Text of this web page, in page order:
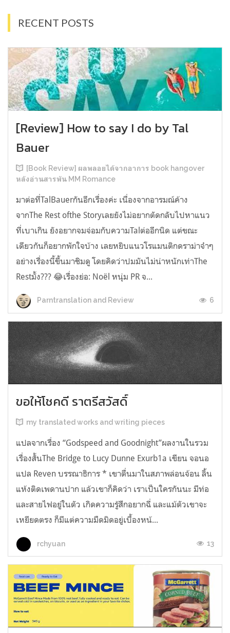
RECENT POSTS
[Review] How to say I do by Tal
Bauer
[Book Review] ผลพลอยได้จากอาการ book hangover
หลังอ่านสารพัน MM Romance
มาต่อที่TalBauerกันอีกเรื่องค่ะ เนื่องจากอารมณ์ค้าง
จากThe Rest ofthe Storyเลยยังไม่อยากตัดกลับไปหาแนว
ที่เบาเกิน ยังอยากจมจ่อมกับความTalต่ออีกนิด แต่ขณะ
เดียวกันก็อยากพักใจบ้าง เลยหยิบแนวโรแมนติกดราม่าจ๋าๆ
อย่างเรื่องนี้ขึ้นมาชิมดู โดยคิดว่าปมมันไม่น่าหนักเท่าThe
Restมั้ง??? 😂เรื่องย่อ: Noël หนุ่ม PR จ...
Parntranslation and Review 6
ขอให้โชคดี ราตรีสวัสดิ์
my translated works and writing pieces
แปลจากเรื่อง “Godspeed and Goodnight”ผลงานในรวม
เรื่องสั้นThe Bridge to Lucy Dunne Exurb1a เขียน จอนอ
แปล Reven บรรณาธิการ * เขาตื่นมาในสภาพล่อนจ้อน ลิ้น
แห้งติดเพดานปาก แล้วเขาก็คิดว่า เราเป็นใครกันนะ มีท่อ
และสายไฟอยู่ในตัว เกิดความรู้สึกอยากฉี่ และแม้ตัวเขาจะ
เหยียดตรง ก็มีแต่ความมืดมิดอยู่เบื้องหน้...
rchyuan 13